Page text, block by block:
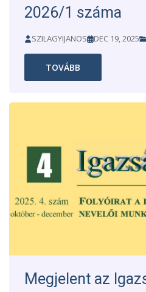
2026/1 száma
SZILAGYIJANOS DEC 19, 2025
TOVÁBB
Megjelent az